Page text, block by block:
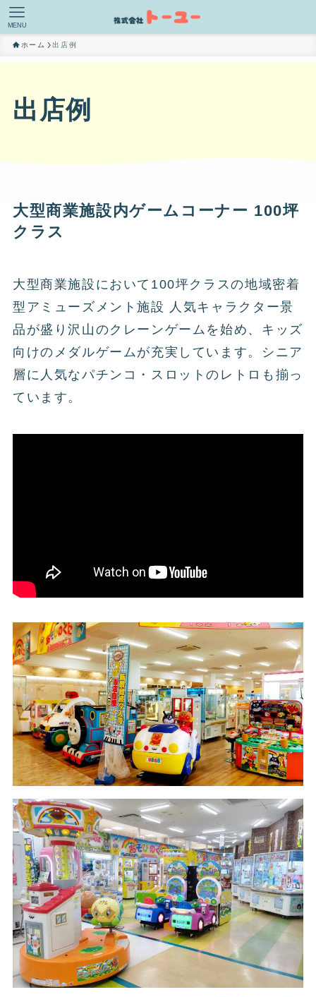
MENU
ホーム 出店例
出店例
大型商業施設内ゲームコーナー 100坪
クラス
大型商業施設において100坪クラスの地域密着
型アミューズメント施設 人気キャラクター景
品が盛り沢山のクレーンゲームを始め、キッズ
向けのメダルゲームが充実しています。シニア
層に人気なパチンコ・スロットのレトロも揃っ
ています。